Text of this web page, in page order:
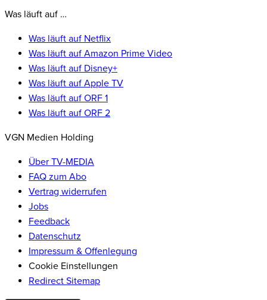
Was läuft auf …
Was läuft auf Netflix
Was läuft auf Amazon Prime Video
Was läuft auf Disney+
Was läuft auf Apple TV
Was läuft auf ORF 1
Was läuft auf ORF 2
VGN Medien Holding
Über TV-MEDIA
FAQ zum Abo
Vertrag widerrufen
Jobs
Feedback
Datenschutz
Impressum & Offenlegung
Cookie Einstellungen
Redirect Sitemap